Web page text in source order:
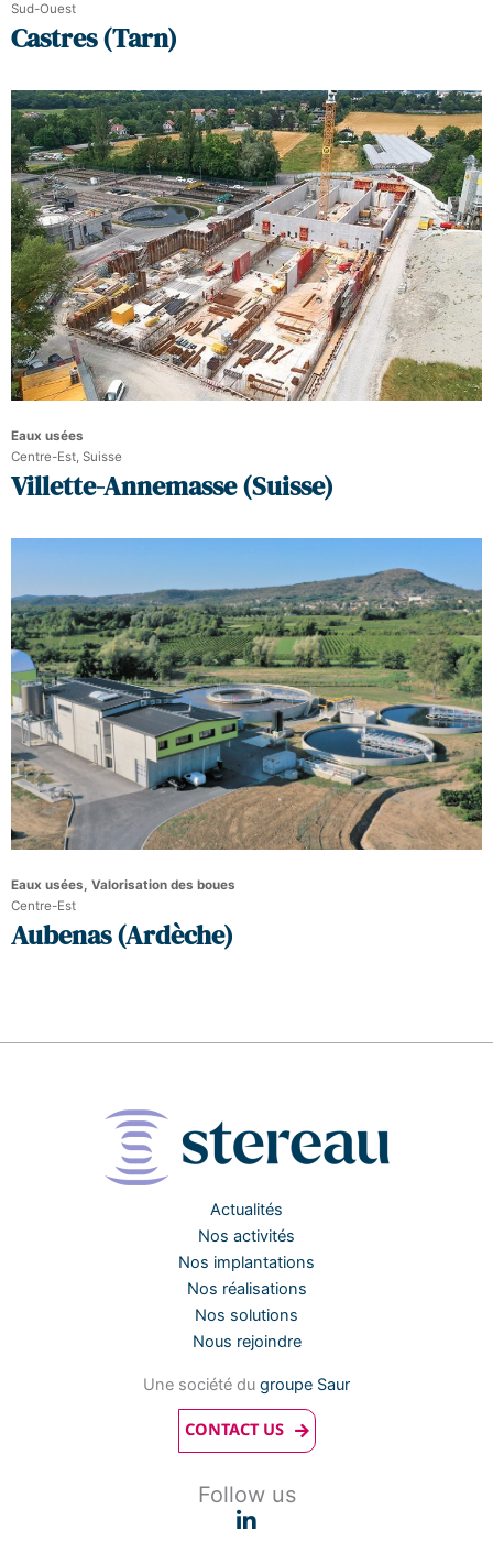
Sud-Ouest
Castres (Tarn)
Eaux usées
Centre-Est, Suisse
Villette-Annemasse (Suisse)
Eaux usées, Valorisation des boues
Centre-Est
Aubenas (Ardèche)
Actualités
Nos activités
Nos implantations
Nos réalisations
Nos solutions
Nous rejoindre
Une société du groupe Saur
CONTACT US
Follow us